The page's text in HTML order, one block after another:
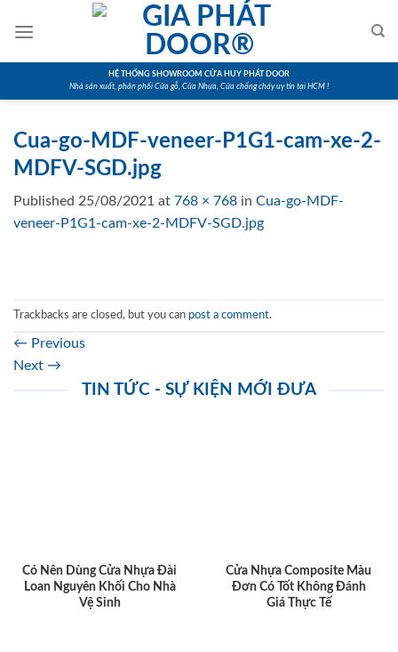
HỆ THỐNG SHOWROOM CỬA HUY PHÁT DOOR
Nhà sản xuất, phân phối Cửa gỗ, Cửa Nhựa, Cửa chống cháy uy tín tại HCM !
Cua-go-MDF-veneer-P1G1-cam-xe-2-
MDFV-SGD.jpg
Published 25/08/2021 at 768 × 768 in Cua-go-MDF-
veneer-P1G1-cam-xe-2-MDFV-SGD.jpg
Trackbacks are closed, but you can post a comment.
← Previous
Next →
TIN TỨC - SỰ KIỆN MỚI ĐƯA
Có Nên Dùng Cửa Nhựa Đài
Loan Nguyên Khối Cho Nhà
Vệ Sinh
Cửa Nhựa Composite Màu
Đơn Có Tốt Không Đánh
Giá Thực Tế